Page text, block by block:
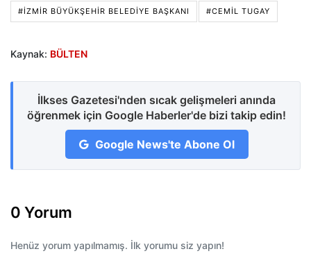
#İZMIR BÜYÜKŞEHIR BELEDIYE BAŞKANI #CEMIL TUGAY
Kaynak: BÜLTEN
İlkses Gazetesi'nden sıcak gelişmeleri anında
öğrenmek için Google Haberler'de bizi takip edin!
Google News'te Abone Ol
0 Yorum
Henüz yorum yapılmamış. İlk yorumu siz yapın!